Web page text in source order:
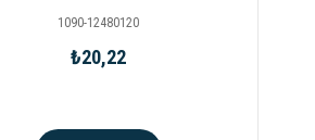
1090-12480120
₺20,22